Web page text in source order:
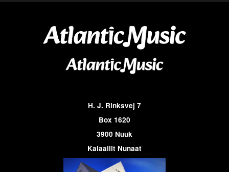
H. J. Rinksvej 7
Box 1620
3900 Nuuk
Kalaallit Nunaat